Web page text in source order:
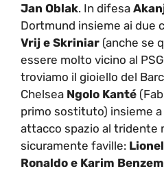
Jan Oblak. In difesa
Dortmund insieme ai due
Vrij e Skriniar (anche se
essere molto vicino al
troviamo il gioiello del
Chelsea Ngolo Kanté
primo sostituto) insieme a
attacco spazio al tridente
sicuramente faville:
Ronaldo e Karim